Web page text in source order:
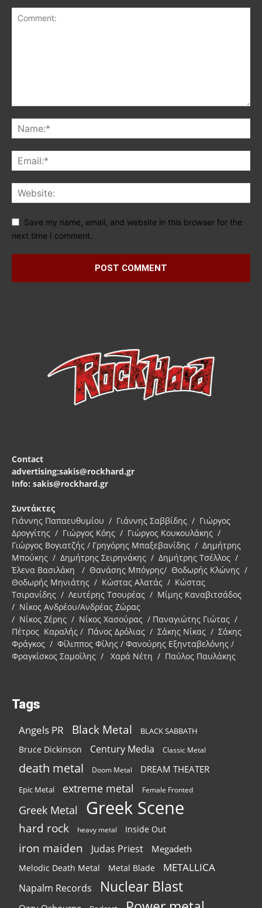
Save my name, email, and website in this browser for the
next time I comment.
Contact
advertising:sakis@rockhard.gr
Info: sakis@rockhard.gr
Συντάκτες
Γιάννης Παπαευθυμίου / Γιάννης Σαββίδης / Γιώργος
Δρογγίτης / Γιώργος Κόης / Γιώργος Κουκουλάκης /
Γιώργος Βογιατζής / Γρηγόρης Μπαξεβανίδης / Δημήτρης
Μπούκης / Δημήτρης Σειρηνάκης / Δημήτρης Τσέλλος /
Έλενα Βασιλάκη / Θανάσης Μπόγρης/ Θοδωρής Κλώνης /
Θοδωρής Μηνιάτης / Κώστας Αλατάς / Κώστας
Τσιρανίδης / Λευτέρης Τσουρέας / Μίμης Καναβιτσάδος
/ Νίκος Ανδρέου/Ανδρέας Ζώρας
/ Νίκος Ζέρης / Νίκος Χασούρας / Παναγιώτης Γιώτας /
Πέτρος Καραλής / Πάνος Δρόλιας / Σάκης Νίκας / Σάκης
Φράγκος / Φίλιππος Φίλης / Φανούρης Εξηνταβελόνης /
Φραγκίσκος Σαμοΐλης / Χαρά Νέτη / Παύλος Παυλάκης
Tags
Angels PR Black Metal BLACK SABBATH
Bruce Dickinson Century Media Classic Metal
death metal Doom Metal DREAM THEATER
Epic Metal extreme metal Female Fronted
Greek Metal Greek Scene
hard rock heavy metal Inside Out
iron maiden Judas Priest Megadeth
Melodic Death Metal Metal Blade METALLICA
Napalm Records Nuclear Blast